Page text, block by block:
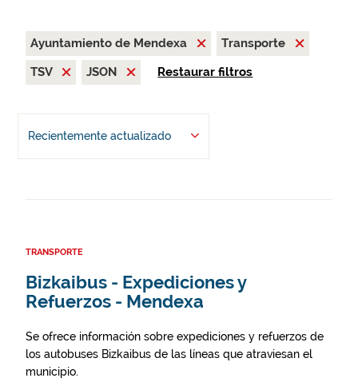
Ayuntamiento de Mendexa
Transporte
TSV
JSON Restaurar filtros
Recientemente actualizado
TRANSPORTE
Bizkaibus - Expediciones y
Refuerzos - Mendexa
Se ofrece información sobre expediciones y refuerzos de
los autobuses Bizkaibus de las líneas que atraviesan el
municipio.